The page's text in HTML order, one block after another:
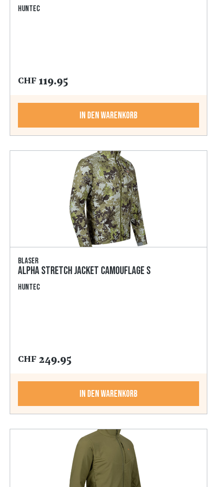
HunTec
CHF 119.95
In den Warenkorb
Blaser
Alpha Stretch Jacket camouflage S
HunTec
CHF 249.95
In den Warenkorb